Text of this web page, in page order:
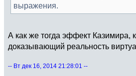
выражения.
А как же тогда эффект Казимира,
доказывающий реальность
-- Вт дек 16, 2014 21:28:01 --